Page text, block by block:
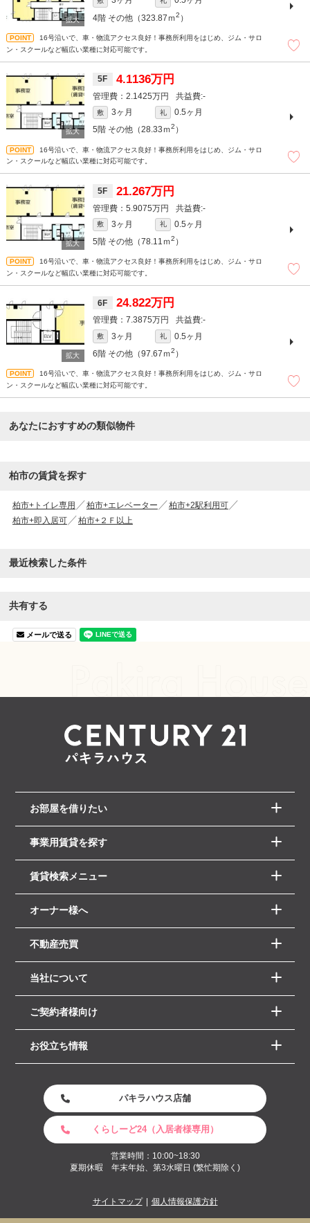
4階 その他（323.87ｍ2 ）
16号沿いで、車・物流アクセス良好！事務所利用をはじめ、ジム・サロ
ン・スクールなど幅広い業種に対応可能です。
5F 4.1136万円
2.1425万円 -
敷 3ヶ月 礼
0.5ヶ月
5階 その他（28.33ｍ2 ）
16号沿いで、車・物流アクセス良好！事務所利用をはじめ、ジム・サロ
ン・スクールなど幅広い業種に対応可能です。
5F 21.267万円
5.9075万円 -
敷 3ヶ月 礼
0.5ヶ月
5階 その他（78.11ｍ2 ）
16号沿いで、車・物流アクセス良好！事務所利用をはじめ、ジム・サロ
ン・スクールなど幅広い業種に対応可能です。
6F 24.822万円
7.3875万円 -
敷 3ヶ月 礼
0.5ヶ月
6階 その他（97.67ｍ2 ）
16号沿いで、車・物流アクセス良好！事務所利用をはじめ、ジム・サロ
ン・スクールなど幅広い業種に対応可能です。
あなたにおすすめの類似物件
柏市の賃貸を探す
柏市+トイレ専用 柏市+エレベーター
柏市+2駅利用可
柏市+即入居可
柏市+２Ｆ以上
最近検索した条件
共有する
メールで送る
お部屋を借りたい
事業用賃貸を探す
賃貸検索メニュー
オーナー様へ
不動産売買
当社について
ご契約者様向け
お役立ち情報
パキラハウス店舗
くらしーど24（入居者様専用）
営業時間：10:00~18:30
夏期休暇 年末年始、第3水曜日 (繁忙期除く)
サイトマップ 個人情報保護方針